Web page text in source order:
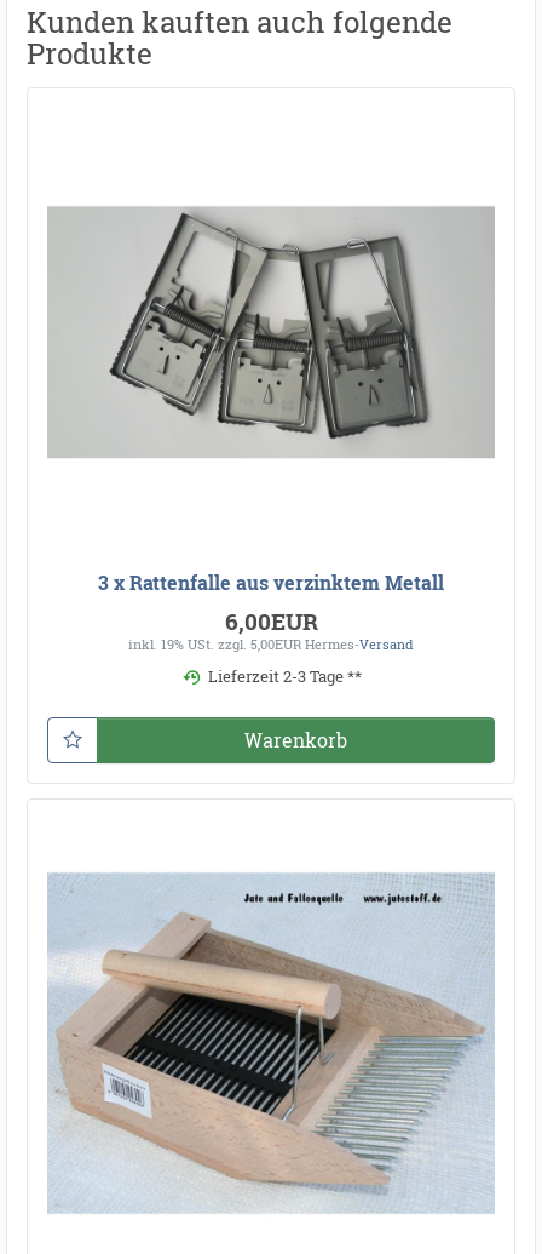
Kunden kauften auch folgende
Produkte
3 x Rattenfalle aus verzinktem Metall
6,00EUR
inkl. 19% USt. zzgl. 5,00EUR Hermes-Versand
Lieferzeit 2-3 Tage **
Warenkorb